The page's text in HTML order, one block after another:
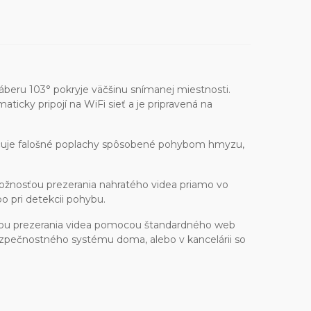
103° pokryje väčšinu snímanej miestnosti.
pripojí na WiFi sieť a je pripravená na
falošné poplachy spôsobené pohybom hmyzu,
prezerania nahratého videa priamo vo
pri detekcii pohybu.
prezerania videa pomocou štandardného web
systému doma, alebo v kancelárii so